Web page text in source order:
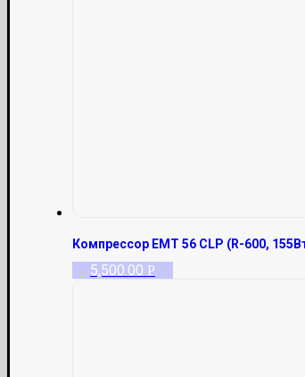
Компрессор EMT 56 CLP (R-600,
5,500.00 Р